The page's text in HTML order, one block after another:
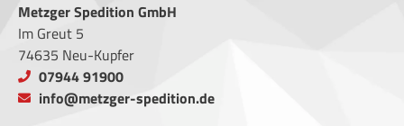
Metzger Spedition GmbH
Im Greut 5
74635 Neu-Kupfer
07944 91900
info@metzger-spedition.de